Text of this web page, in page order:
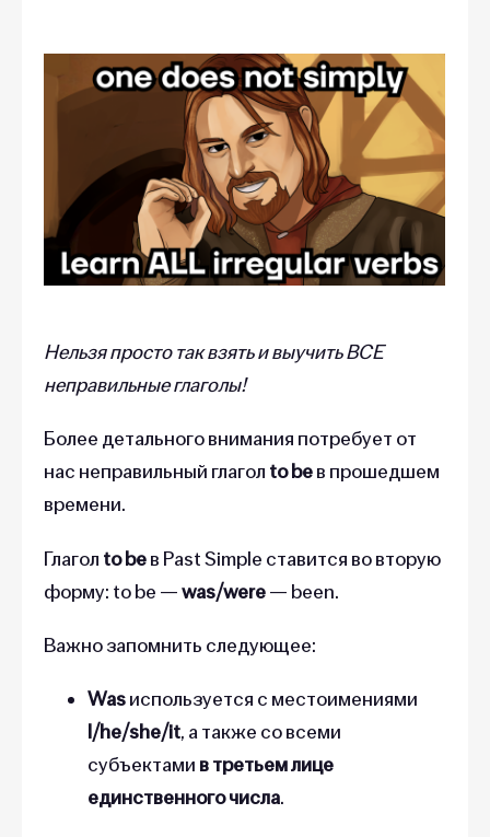
Нельзя просто так взять и выучить ВСЕ
неправильные глаголы!
Более детального внимания потребует от
нас неправильный глагол to beв прошедшем
времени.
Глагол to beв Past Simple ставится во вторую
форму: to be —was/were— been.
Важно запомнить следующее:
Wasиспользуется с местоимениями
I/he/she/it, а также со всеми
субъектами в третьем лице
единственного числа.